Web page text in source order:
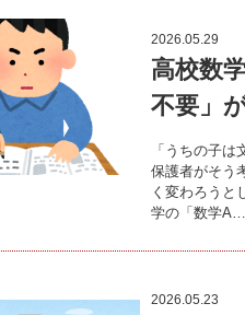
2026.05.29
高校数
不要」
「うちの子
保護者がそう
く変わろうと
学の「数学A…
2026.05.23